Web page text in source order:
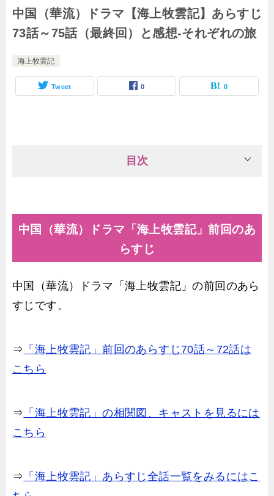
中国（華流）ドラマ【海上牧雲記】あらすじ
73話～75話（最終回）と感想-それぞれの旅
海上牧雲記
Tweet 0 0
目次
中国（華流）ドラマ「海上牧雲記」前回のあ
らすじ
中国（華流）ドラマ「海上牧雲記」の前回のあら
すじです。
⇒ 「海上牧雲記」前回のあらすじ70話～72話は
こちら
⇒ 「海上牧雲記」の相関図、キャストを見るには
こちら
⇒ 「海上牧雲記」あらすじ全話一覧をみるにはこ